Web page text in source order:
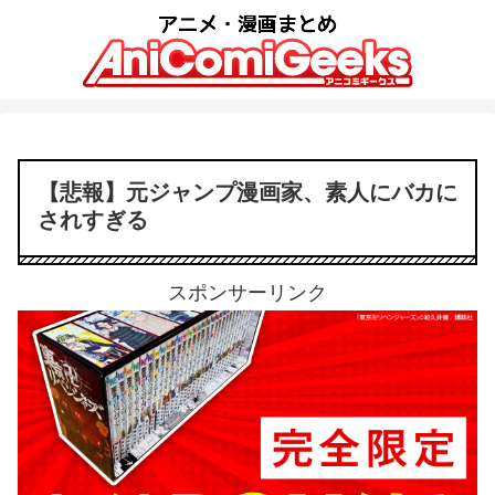
【悲報】元ジャンプ漫画家、素人にバカに
されすぎる
スポンサーリンク